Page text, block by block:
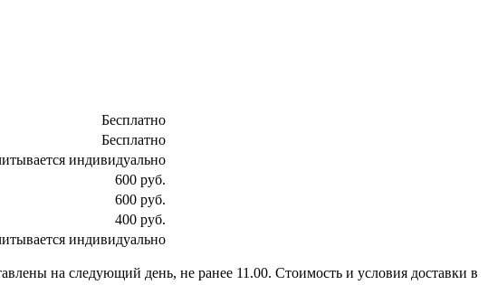
Бесплатно
Бесплатно
индивидуально
600 руб.
600 руб.
400 руб.
индивидуально
на следующий день, не ранее 11.00. Стоимость и условия доставки в